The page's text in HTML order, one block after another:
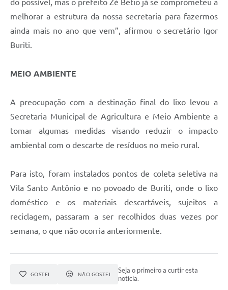
melhorar a estrutura da nossa secretaria para fazermos
ainda mais no ano que vem”, afirmou o secretário Igor
Buriti.
MEIO AMBIENTE
A preocupação com a destinação final do lixo levou a
Secretaria Municipal de Agricultura e Meio Ambiente a
tomar algumas medidas visando reduzir o impacto
ambiental com o descarte de resíduos no meio rural.
Para isto, foram instalados pontos de coleta seletiva na
Vila Santo Antônio e no povoado de Buriti, onde o lixo
doméstico e os materiais descartáveis, sujeitos a
reciclagem, passaram a ser recolhidos duas vezes por
semana, o que não ocorria anteriormente.
GOSTEI NÃO GOSTEI
Seja o primeiro a curtir esta
notícia.